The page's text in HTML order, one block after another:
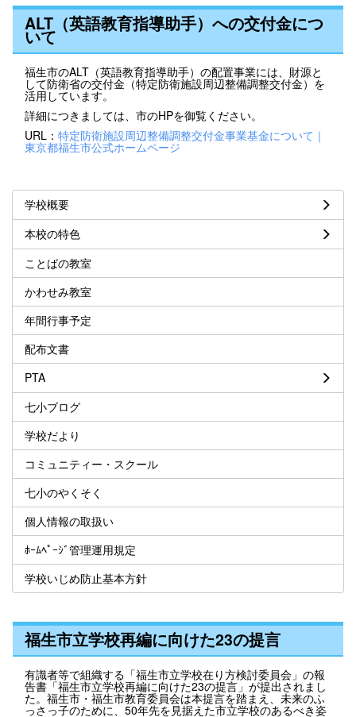
ALT（英語教育指導助手）への交付金につ
いて
福生市のALT（英語教育指導助手）の配置事業には、財源と
して防衛省の交付金（特定防衛施設周辺整備調整交付金）を
活用しています。
詳細につきましては、市のHPを御覧ください。
URL： 特定防衛施設周辺整備調整交付金事業基金について｜
東京都福生市公式ホームページ
学校概要
本校の特色
ことばの教室
かわせみ教室
年間行事予定
配布文書
PTA
七小ブログ
学校だより
コミュニティー・スクール
七小のやくそく
個人情報の取扱い
ﾎｰﾑﾍﾟｰｼﾞ管理運用規定
学校いじめ防止基本方針
福生市立学校再編に向けた23の提言
有識者等で組織する「福生市立学校在り方検討委員会」の報
告書「福生市立学校再編に向けた23の提言」が提出されまし
た。福生市・福生市教育委員会は本提言を踏まえ、未来のふ
っさっ子のために、50年先を見据えた市立学校のあるべき姿